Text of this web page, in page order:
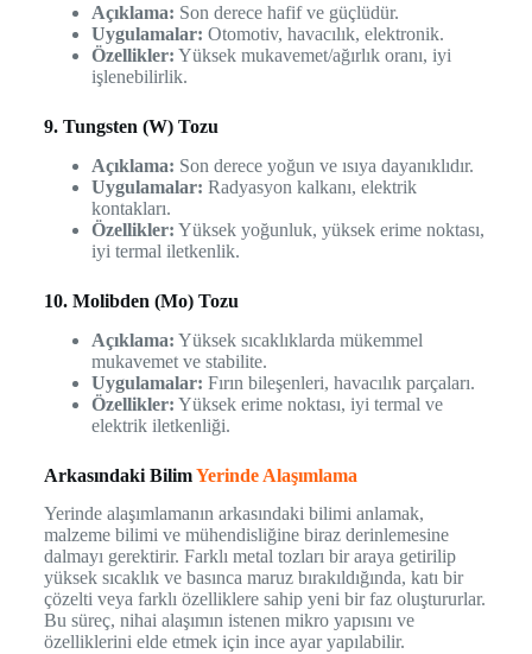
Açıklama: Son derece hafif ve güçlüdür.
Uygulamalar: Otomotiv, havacılık, elektronik.
Özellikler: Yüksek mukavemet/ağırlık oranı, iyi
işlenebilirlik.
9. Tungsten (W) Tozu
Açıklama: Son derece yoğun ve ısıya dayanıklıdır.
Uygulamalar: Radyasyon kalkanı, elektrik
kontakları.
Özellikler: Yüksek yoğunluk, yüksek erime noktası,
iyi termal iletkenlik.
10. Molibden (Mo) Tozu
Açıklama: Yüksek sıcaklıklarda mükemmel
mukavemet ve stabilite.
Uygulamalar: Fırın bileşenleri, havacılık parçaları.
Özellikler: Yüksek erime noktası, iyi termal ve
elektrik iletkenliği.
Arkasındaki BilimYerinde Alaşımlama
Yerinde alaşımlamanın arkasındaki bilimi anlamak,
malzeme bilimi ve mühendisliğine biraz derinlemesine
dalmayı gerektirir. Farklı metal tozları bir araya getirilip
yüksek sıcaklık ve basınca maruz bırakıldığında, katı bir
çözelti veya farklı özelliklere sahip yeni bir faz oluştururlar.
Bu süreç, nihai alaşımın istenen mikro yapısını ve
özelliklerini elde etmek için ince ayar yapılabilir.